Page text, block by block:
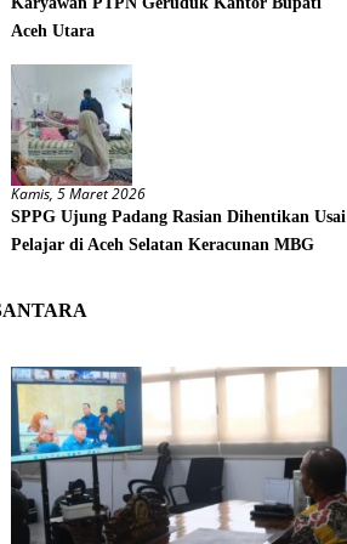
Aceh Utara
Kamis, 5 Maret 2026
SPPG Ujung Padang Rasian Dihentikan Usai
Pelajar di Aceh Selatan Keracunan MBG